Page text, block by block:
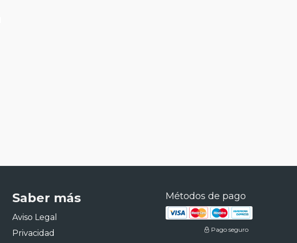
Saber más
Aviso Legal
Privacidad
Métodos de pago
Pago seguro